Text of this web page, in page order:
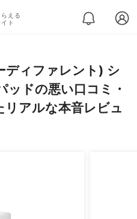
える
ト
ィファレント) シ
ッドの悪い口コミ・
リアルな本音レビュ